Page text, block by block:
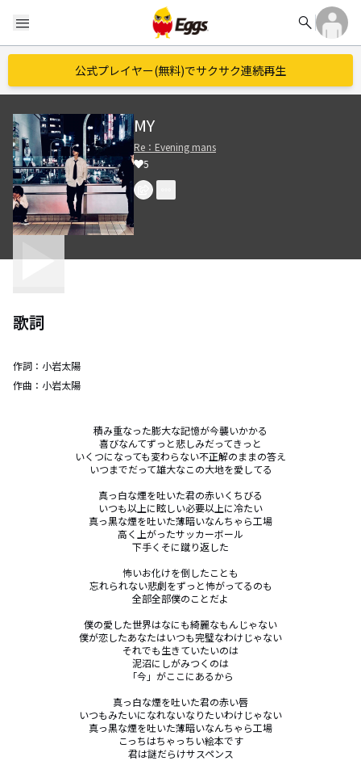
menu search
公式プレイヤー(無料)でサクサク連続再生
MY
Re：Evening mans
5
歌詞
作詞： 小岩太陽
作曲： 小岩太陽
積み重なった膨大な記憶が今襲いかかる
喜びなんてずっと悲しみだってきっと
いくつになっても変わらない不正解のままの答え
いつまでだって雄大なこの大地を愛してる
真っ白な煙を吐いた君の赤いくちびる
いつも以上に眩しい必要以上に冷たい
真っ黒な煙を吐いた薄暗いなんちゃら工場
高く上がったサッカーボール
下手くそに蹴り返した
怖いお化けを倒したことも
忘れられない悲劇をずっと怖がってるのも
全部全部僕のことだよ
僕の愛した世界はなにも綺麗なもんじゃない
僕が恋したあなたはいつも完璧なわけじゃない
それでも生きていたいのは
泥沼にしがみつくのは
「今」がここにあるから
真っ白な煙を吐いた君の赤い唇
いつもみたいになれないなりたいわけじゃない
真っ黒な煙を吐いた薄暗いなんちゃら工場
こっちはちゃっちい絵本です
君は謎だらけサスペンス